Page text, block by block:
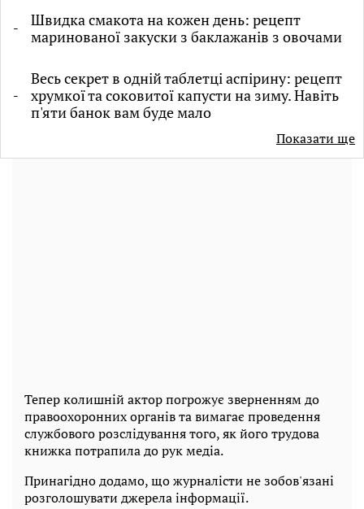
Швидка смакота на кожен день: рецепт
маринованої закуски з баклажанів з овочами
Весь секрет в одній таблетці аспірину: рецепт
хрумкої та соковитої капусти на зиму. Навіть
п'яти банок вам буде мало
Показати ще
Тепер колишній актор погрожує зверненням до
правоохоронних органів та вимагає проведення
службового розслідування того, як його трудова
книжка потрапила до рук медіа.
Принагідно додамо, що журналісти не зобов'язані
розголошувати джерела інформації.